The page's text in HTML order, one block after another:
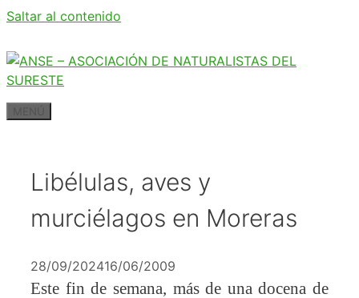
Saltar al contenido
Libélulas, aves y
murciélagos en Moreras
28/09/202416/06/2009
Este fin de semana, más de una docena de